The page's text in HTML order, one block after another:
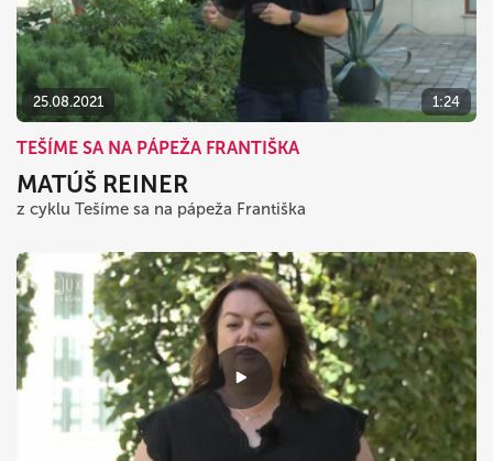
25.08.2021 1:24
TEŠÍME SA NA PÁPEŽA FRANTIŠKA
MATÚŠ REINER
z cyklu Tešíme sa na pápeža Františka